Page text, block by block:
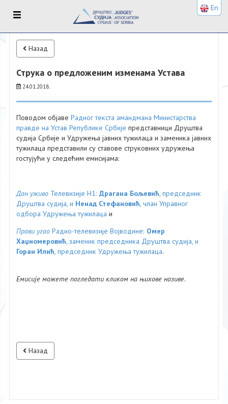
Назад
Струка о предложеним изменама Устава
24.01.2018.
Поводом објаве Радног текста амандмана Министарства
правде на Устав Републике Србије представници Друштва
судија Србије и Удружења јавних тужилаца и заменика јавних
тужилаца представили су ставове струковних удружења
гостујући у следећим емисијама:
Дан уживоТелевизије Н1: Драгана Бољевић , председник
Друштва судија, и Ненад Стефановић , члан Управног
одбора Удружења тужилаца и
Прави угаоРадио-телевизије Војводине: Омер
Хаџиомеровић, заменик председника Друштва судија, и
Горан Илић, председник Удружења тужилаца.
Емисије можете погледати кликом на њихове називе.
Назад
En